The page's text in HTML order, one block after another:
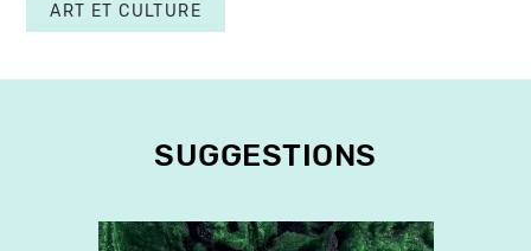
ART ET CULTURE
SUGGESTIONS